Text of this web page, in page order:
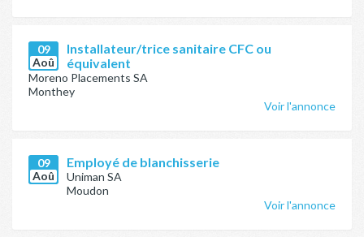
09
Aoû
Installateur/trice sanitaire CFC ou
équivalent
Moreno Placements SA
Monthey
Voir l'annonce
09
Aoû
Employé de blanchisserie
Uniman SA
Moudon
Voir l'annonce